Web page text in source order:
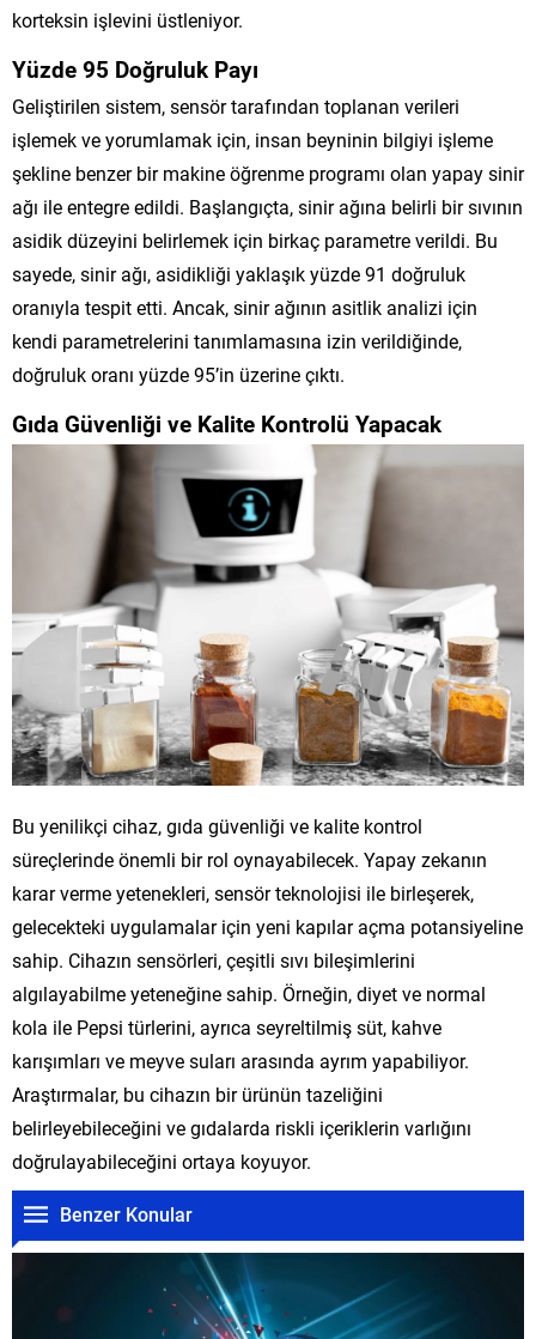
korteksin işlevini üstleniyor.
Yüzde 95 Doğruluk Payı
Geliştirilen sistem, sensör tarafından toplanan verileri
işlemek ve yorumlamak için, insan beyninin bilgiyi işleme
şekline benzer bir makine öğrenme programı olan yapay sinir
ağı ile entegre edildi. Başlangıçta, sinir ağına belirli bir sıvının
asidik düzeyini belirlemek için birkaç parametre verildi. Bu
sayede, sinir ağı, asidikliği yaklaşık yüzde 91 doğruluk
oranıyla tespit etti. Ancak, sinir ağının asitlik analizi için
kendi parametrelerini tanımlamasına izin verildiğinde,
doğruluk oranı yüzde 95’in üzerine çıktı.
Gıda Güvenliği ve Kalite Kontrolü Yapacak
Bu yenilikçi cihaz, gıda güvenliği ve kalite kontrol
süreçlerinde önemli bir rol oynayabilecek. Yapay zekanın
karar verme yetenekleri, sensör teknolojisi ile birleşerek,
gelecekteki uygulamalar için yeni kapılar açma potansiyeline
sahip. Cihazın sensörleri, çeşitli sıvı bileşimlerini
algılayabilme yeteneğine sahip. Örneğin, diyet ve normal
kola ile Pepsi türlerini, ayrıca seyreltilmiş süt, kahve
karışımları ve meyve suları arasında ayrım yapabiliyor.
Araştırmalar, bu cihazın bir ürünün tazeliğini
belirleyebileceğini ve gıdalarda riskli içeriklerin varlığını
doğrulayabileceğini ortaya koyuyor.
Benzer Konular